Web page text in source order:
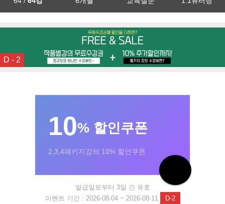
D - 2
10% 할인쿠폰
2,3,4패키지강의 10% 할인쿠폰
발급일로부터 3일 간 유효
이벤트 기간 : 2026-08-04 ~ 2026-08-11
D-2